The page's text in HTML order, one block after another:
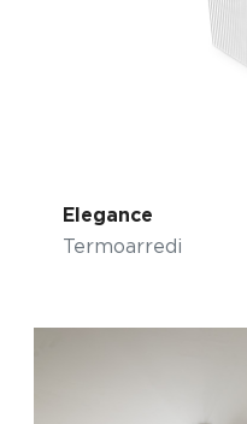
Elegance
Termoarredi